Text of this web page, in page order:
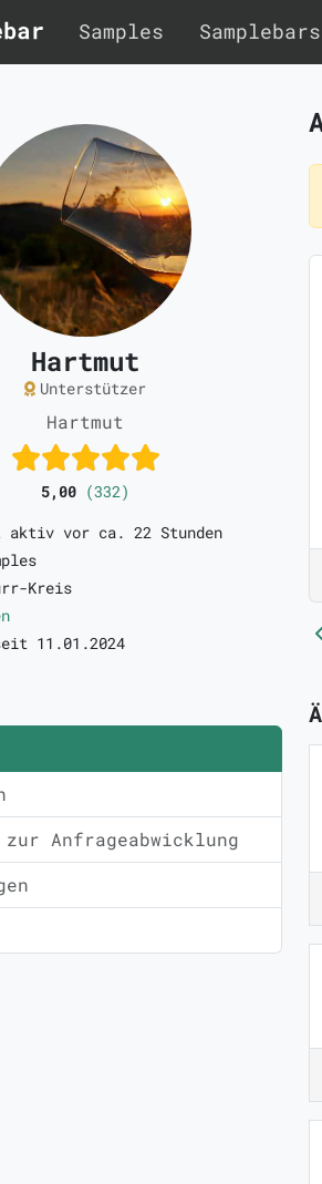
Samples Samplebars
Hartmut
Unterstützer
Hartmut
5,00 (332)
aktiv vor ca. 22 Stunden
Kreis
11.01.2024
zur Anfrageabwicklung